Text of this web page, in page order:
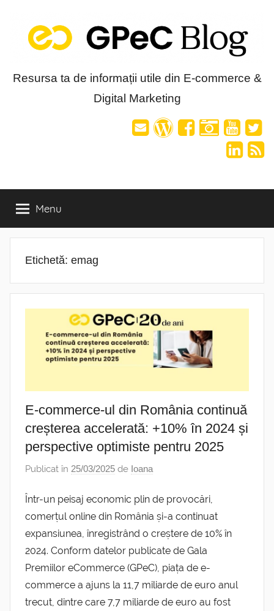
content
Blog-
Resursa ta de informații utile din E-commerce &
Digital Marketing
Menu
Etichetă: emag
E-commerce-ul din România continuă
creșterea accelerată: +10% în 2024 și
perspective optimiste pentru 2025
Publicat în 25/03/2025 de Ioana
Într-un peisaj economic plin de provocări,
comerțul online din România și-a continuat
expansiunea, înregistrând o creștere de 10% în
2024. Conform datelor publicate de Gala
Premiilor eCommerce (GPeC), piața de e-
commerce a ajuns la 11,7 miliarde de euro anul
trecut, dintre care 7,7 miliarde de euro au fost